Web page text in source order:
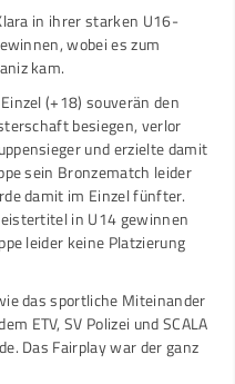
in ihrer starken U16-
wobei es zum
kam.
(+18) souverän den
besiegen, verlor
und erzielte damit
sein Bronzematch leider
damit im Einzel fünfter.
in U14 gewinnen
leider keine Platzierung
das sportliche Miteinander
ETV, SV Polizei und SCALA
Das Fairplay war der ganz